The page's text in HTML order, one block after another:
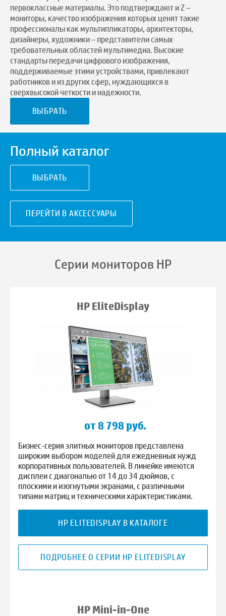
первоклассные материалы. Это подтверждают и Z –
мониторы, качество изображения которых ценят такие
профессионалы как мультипликаторы, архитекторы,
дизайнеры, художники – представители самых
требовательных областей мультимедиа. Высокие
стандарты передачи цифрового изображения,
поддерживаемые этими устройствами, привлекают
работников и из других сфер, нуждающихся в
сверхвысокой четкости и надежности.
ВЫБРАТЬ
Полный каталог
ВЫБРАТЬ
ПЕРЕЙТИ В АКСЕССУАРЫ
Серии мониторов HP
HP EliteDisplay
от 8 798 руб.
Бизнес-серия элитных мониторов представлена
широким выбором моделей для ежедневных нужд
корпоративных пользователей. В линейке имеются
дисплеи с диагональю от 14 до 34 дюймов, с
плоскими и изогнутыми экранами, с различными
типами матриц и техническими характеристиками.
HP ELITEDISPLAY В КАТАЛОГЕ
ПОДРОБНЕЕ О СЕРИИ HP ELITEDISPLAY
HP Mini-in-One